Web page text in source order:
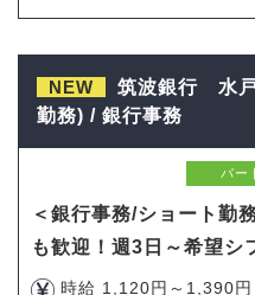
NEW
筑波銀行 水戸
勤務) / 銀行事務
パー
＜銀行事務/ショート勤
も歓迎！週3日～希望シ
時給 1,120円～1,390円